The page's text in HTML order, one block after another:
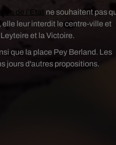
de l’Etat ne souhaitent pas
elle leur interdit le centre-ville et
et la Victoire.
que la place Pey Berland. Les
jours d'autres propositions.